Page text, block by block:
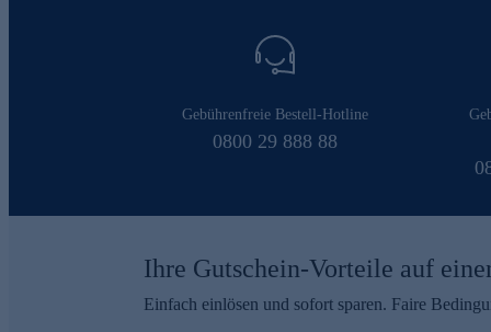
Gebührenfreie Bestell-Hotline
0800 29 888 88
Ihre Gutschein-Vorteile auf
Einfach einlösen und sofort sparen. Faire